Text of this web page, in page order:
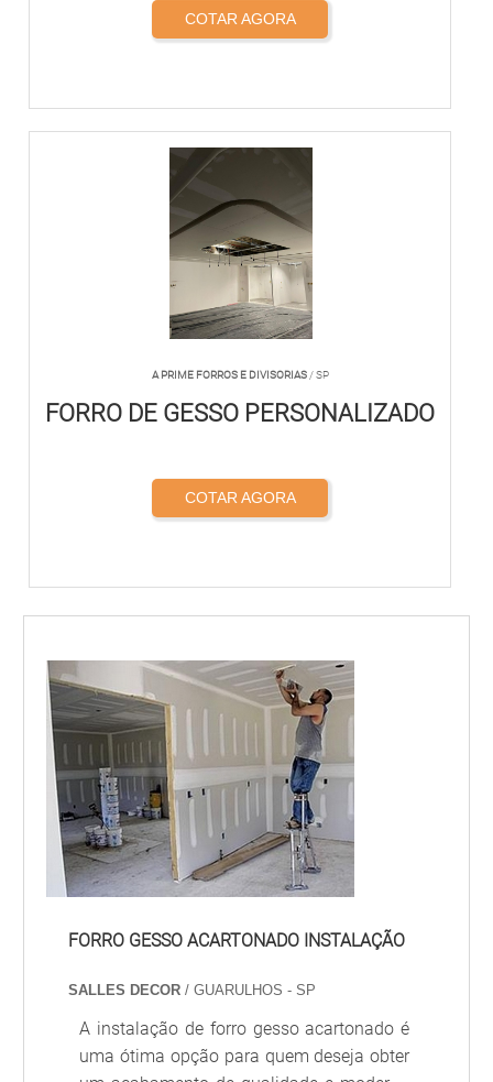
COTAR AGORA
A PRIME FORROS E DIVISORIAS/ SP
FORRO DE GESSO PERSONALIZADO
COTAR AGORA
FORRO GESSO ACARTONADO INSTALAÇÃO
SALLES DECOR/ GUARULHOS - SP
A instalação de forro gesso acartonado é
uma ótima opção para quem deseja obter